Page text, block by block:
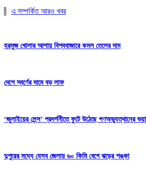
এ সম্পর্কিত আরও খবর
হরমুজ খোলার আশায় বিশ্ববাজারে কমল তেলের দাম
দেশে স্বর্ণের দামে বড় লাফ
‘জুলাইয়ের লেন্স’ প্রদর্শনীতে ফুটে উঠেছে গণঅভ্যুত্থানের
দুপুরের মধ্যে যেসব জেলায় ৬০ কিমি বেগে ঝড়ের শঙ্কা